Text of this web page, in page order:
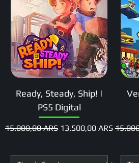
Ready, Steady, Ship! |
PS5 Digital
Precio
15.000,00 ARS Precio de oferta
13.500,00 ARS Precio